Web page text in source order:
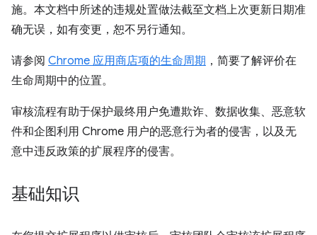
施。本文档中所述的违规处置做法截至文档上次更新日期准
确无误，如有变更，恕不另行通知。
请参阅 Chrome 应用商店项的生命周期 ，简要了解评价在
生命周期中的位置。
审核流程有助于保护最终用户免遭欺诈、数据收集、恶意软
件和企图利用 Chrome 用户的恶意行为者的侵害，以及无
意中违反政策的扩展程序的侵害。
基础知识